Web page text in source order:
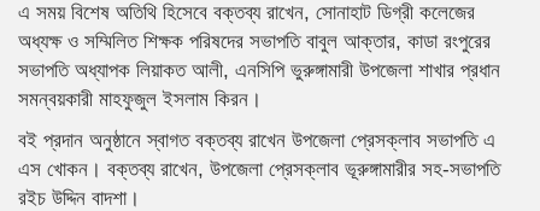
এ সময় বিশেষ অতিথি হিসেবে বক্তব্য রাখেন, সোনাহাট ডিগ্রী কলেজের
অধ্যক্ষ ও সম্মিলিত শিক্ষক পরিষদের সভাপতি বাবুল আক্তার, কাডা রংপুরের
সভাপতি অধ্যাপক লিয়াকত আলী, এনসিপি ভুরুঙ্গামারী উপজেলা শাখার প্রধান
সমন্বয়কারী মাহফুজুল ইসলাম কিরন।
বই প্রদান অনুষ্ঠানে স্বাগত বক্তব্য রাখেন উপজেলা প্রেসক্লাব সভাপতি এ
এস খোকন। বক্তব্য রাখেন, উপজেলা প্রেসক্লাব ভূরুঙ্গামারীর সহ-সভাপতি
রইচ উদ্দিন বাদশা।